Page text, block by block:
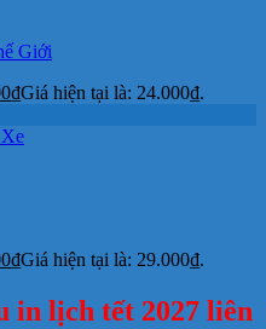
Giới
₫Giá hiện tại là: 24.000₫.
₫Giá hiện tại là: 29.000₫.
in lịch tết 2027 liên